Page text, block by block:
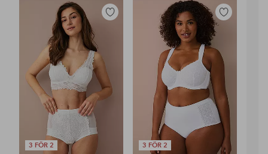
3 FÖR 2
Lägg
3 FÖR 2
Lägg
till
favoriter